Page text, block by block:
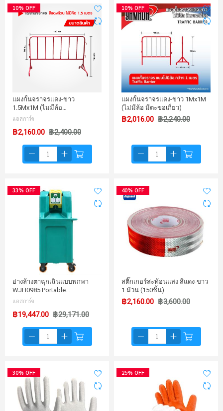
10% OFF
แผงกั้นจราจรแดง-ขาว
1.5Mx1M (ไม่มีล้อ…
แอสการ์ด
฿2,160.00 ฿2,400.00
10% OFF
แผงกั้นจราจรแดง-ขาว 1Mx1M
(ไม่มีล้อ มีตะขอเกี่ยว)
฿2,016.00 ฿2,240.00
33% OFF
อ่างล้างตาฉุกเฉินแบบพกพา
WJH0985 Portable…
แอสการ์ด
฿19,447.00 ฿29,171.00
40% OFF
สติ๊กเกอร์สะท้อนแสง สีแดง-ขาว
1 ม้วน (150ชิ้น)
฿2,160.00 ฿3,600.00
30% OFF 25% OFF